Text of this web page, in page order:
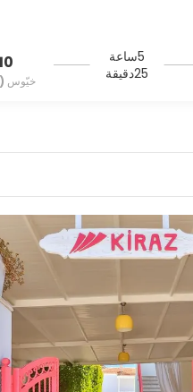
5ساعة
25دقيقة
خيّوس (JKH)